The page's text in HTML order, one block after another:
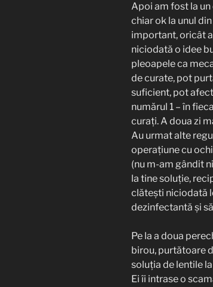
Apoi am fost la
chiar ok la unul
important, oricât
niciodată o idee
pleoapele ca
de curate, pot
suficient, pot
numărul 1 – în
curați. A doua zi
Au urmat alte
operațiune cu
(nu m-am gândit
la tine soluție,
clătești niciodată
dezinfectantă și
Pe la a doua
birou, purtătoare
soluția de lentile
Ei îi intrase o